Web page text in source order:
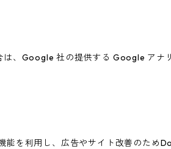
、Google 社の提供する Google アナ
を利用し、広告やサイト改善のため